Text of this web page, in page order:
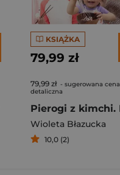
KSIĄŻKA
79,99 zł
79,99 zł - sugerowana cena
detaliczna
Wioleta Błazucka
10,0 (2)